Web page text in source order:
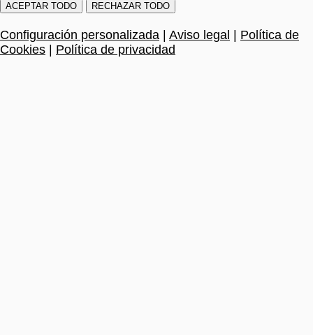
ACEPTAR TODO RECHAZAR TODO
Configuración personalizada Aviso legal
Política de
Cookies
Política de privacidad